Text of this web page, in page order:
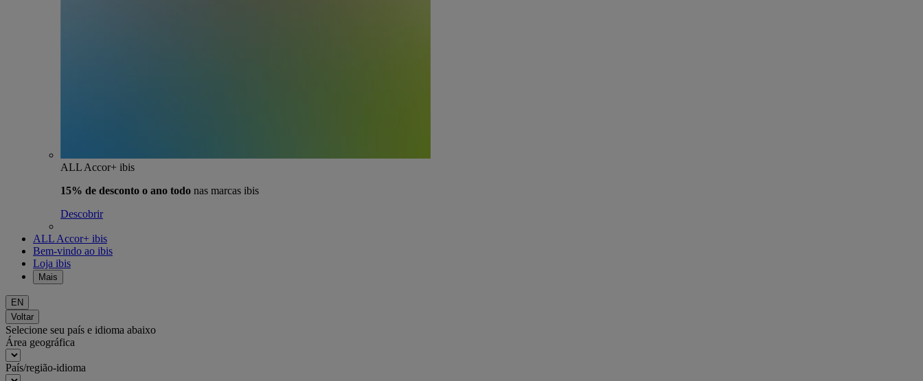
ALL Accor+ ibis
15% de desconto o ano todo nas marcas ibis
Descobrir
ALL Accor+ ibis
Bem-vindo ao ibis
Loja ibis
Mais
EN
Voltar
Selecione seu país e idioma abaixo
Área geográfica
País/região-idioma